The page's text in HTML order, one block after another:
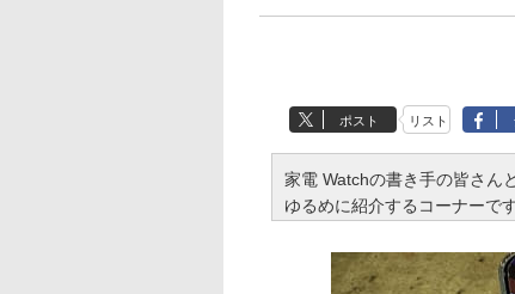
ポスト リスト
家電 Watchの書き手の皆さん
ゆるめに紹介するコーナーで